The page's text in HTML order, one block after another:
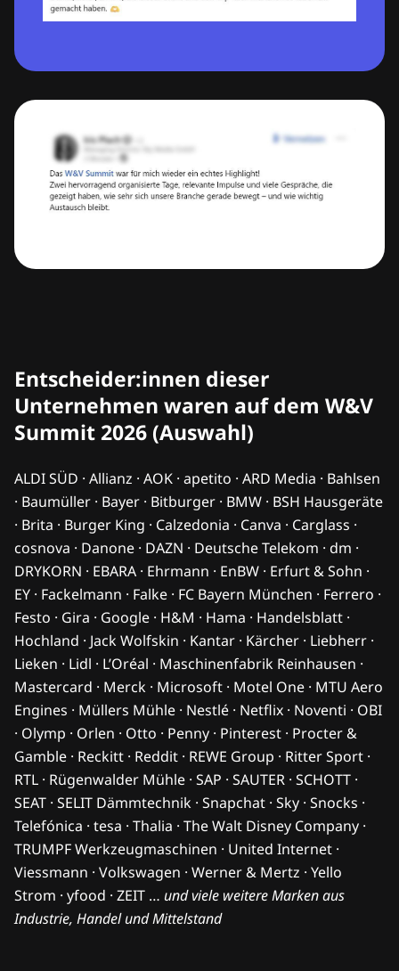
Entscheider:innen dieser
Unternehmen waren auf dem W&V
Summit 2026 (Auswahl)
ALDI SÜD · Allianz · AOK · apetito · ARD Media · Bahlsen
· Baumüller · Bayer · Bitburger · BMW · BSH Hausgeräte
· Brita · Burger King · Calzedonia · Canva · Carglass ·
cosnova · Danone · DAZN · Deutsche Telekom · dm ·
DRYKORN · EBARA · Ehrmann · EnBW · Erfurt & Sohn ·
EY · Fackelmann · Falke · FC Bayern München · Ferrero ·
Festo · Gira · Google · H&M · Hama · Handelsblatt ·
Hochland · Jack Wolfskin · Kantar · Kärcher · Liebherr ·
Lieken · Lidl · L’Oréal · Maschinenfabrik Reinhausen ·
Mastercard · Merck · Microsoft · Motel One · MTU Aero
Engines · Müllers Mühle · Nestlé · Netflix · Noventi · OBI
· Olymp · Orlen · Otto · Penny · Pinterest · Procter &
Gamble · Reckitt · Reddit · REWE Group · Ritter Sport ·
RTL · Rügenwalder Mühle · SAP · SAUTER · SCHOTT ·
SEAT · SELIT Dämmtechnik · Snapchat · Sky · Snocks ·
Telefónica · tesa · Thalia · The Walt Disney Company ·
TRUMPF Werkzeugmaschinen · United Internet ·
Viessmann · Volkswagen · Werner & Mertz · Yello
Strom · yfood · ZEIT … und viele weitere Marken aus
Industrie, Handel und Mittelstand